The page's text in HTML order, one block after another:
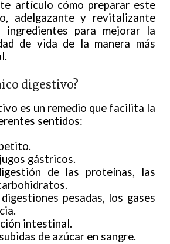
artículo cómo preparar este
adelgazante y revitalizante
para mejorar la
de vida de la manera más
digestivo?
es un remedio que facilita la
sentidos:
gástricos.
de las proteínas, las
pesadas, los gases
intestinal.
de azúcar en sangre.